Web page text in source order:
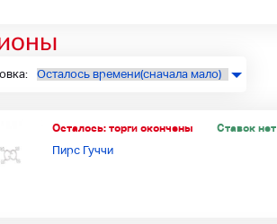
Осталось: торги окончены Ставок нет
Пирс Гуччи